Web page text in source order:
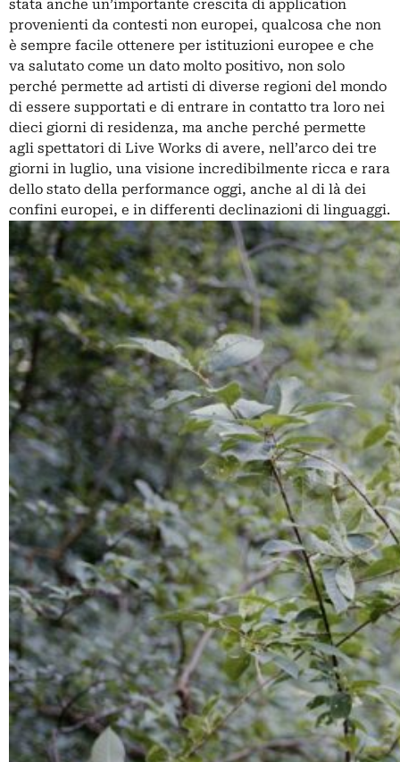
stata anche un’importante crescita di application
provenienti da contesti non europei, qualcosa che non
è sempre facile ottenere per istituzioni europee e che
va salutato come un dato molto positivo, non solo
perché permette ad artisti di diverse regioni del mondo
di essere supportati e di entrare in contatto tra loro nei
dieci giorni di residenza, ma anche perché permette
agli spettatori di Live Works di avere, nell’arco dei tre
giorni in luglio, una visione incredibilmente ricca e rara
dello stato della performance oggi, anche al di là dei
confini europei, e in differenti declinazioni di linguaggi.